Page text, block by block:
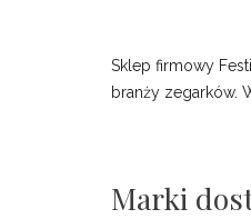
Sklep firmowy
branży zegarków.
Marki